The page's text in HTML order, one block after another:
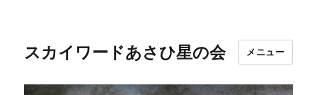
スカイワードあさひ星の会 メニュー